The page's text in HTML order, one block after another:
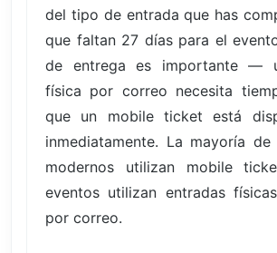
del tipo de entrada que has
que faltan 27 días para el
de entrega es importante —
física por correo necesita
que un mobile ticket está
inmediatamente. La mayoría
modernos utilizan mobile
eventos utilizan entradas
por correo.